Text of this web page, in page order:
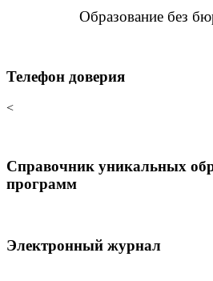
Образование без
Телефон доверия
<
Справочник уникальных
программ
Электронный журнал